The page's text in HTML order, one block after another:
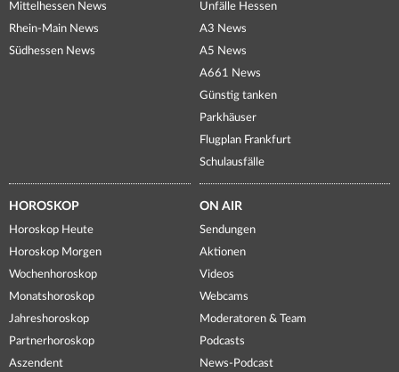
Mittelhessen News
Rhein-Main News
Südhessen News
Unfälle Hessen
A3 News
A5 News
A661 News
Günstig tanken
Parkhäuser
Flugplan Frankfurt
Schulausfälle
HOROSKOP
Horoskop Heute
Horoskop Morgen
Wochenhoroskop
Monatshoroskop
Jahreshoroskop
Partnerhoroskop
Aszendent
ON AIR
Sendungen
Aktionen
Videos
Webcams
Moderatoren & Team
Podcasts
News-Podcast